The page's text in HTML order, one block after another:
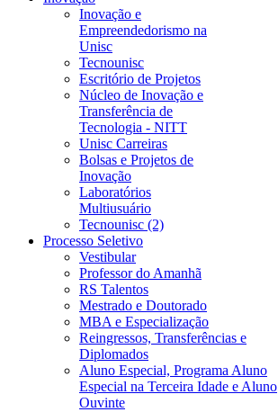
Inovação e
Empreendedorismo na
Unisc
Tecnounisc
Escritório de Projetos
Núcleo de Inovação e
Transferência de
Tecnologia - NITT
Unisc Carreiras
Bolsas e Projetos de
Inovação
Laboratórios
Multiusuário
Tecnounisc (2)
Processo Seletivo
Vestibular
Professor do Amanhã
RS Talentos
Mestrado e Doutorado
MBA e Especialização
Reingressos, Transferências e
Diplomados
Aluno Especial, Programa Aluno
Especial na Terceira Idade e Aluno
Ouvinte